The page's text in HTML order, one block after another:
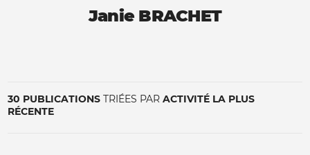
Janie BRACHET
30 PUBLICATIONS TRIÉES PAR ACTIVITÉ LA PLUS
RÉCENTE